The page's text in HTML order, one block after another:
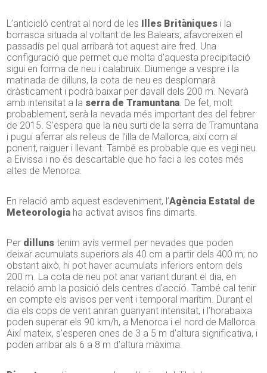
L’anticicló centrat al nord de les Illes Britàniques i la
borrasca situada al voltant de les Balears, afavoreixen el
passadís pel qual arribarà tot aquest aire fred. Una
configuració que permet que molta d’aquesta precipitació
sigui en forma de neu i calabruix. Diumenge a vespre i la
matinada de dilluns, la cota de neu es desplomarà
dràsticament i podrà baixar per davall dels 200 m. Nevarà
amb intensitat a la serra de Tramuntana. De fet, molt
probablement, serà la nevada més important des del febrer
de 2015. S’espera que la neu surti de la serra de Tramuntana
i pugui aferrar als relleus de l’illa de Mallorca, així com al
ponent, raiguer i llevant. També es probable que es vegi neu
a Eivissa i no és descartable que ho faci a les cotes més
altes de Menorca.
En relació amb aquest esdeveniment, l’Agència Estatal de
Meteorologia ha activat avisos fins dimarts.
Per dilluns tenim avís vermell per nevades que poden
deixar acumulats superiors als 40 cm a partir dels 400 m; no
obstant això, hi pot haver acumulats inferiors entorn dels
200 m. La cota de neu pot anar variant durant el dia, en
relació amb la posició dels centres d’acció. També cal tenir
en compte els avisos per vent i temporal marítim. Durant el
dia els cops de vent aniran guanyant intensitat, i l’horabaixa
poden superar els 90 km/h, a Menorca i el nord de Mallorca.
Així mateix, s’esperen ones de 3 a 5 m d’altura significativa, i
poden arribar als 6 a 8 m d’altura màxima.